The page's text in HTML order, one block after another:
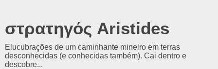
στρατηγός Aristides
Elucubrações de um caminhante mineiro em terras
desconhecidas (e conhecidas também). Cai dentro e
descobre...